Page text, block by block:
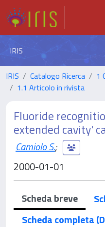
IRIS
IRIS Catalogo Ricerca
1
1.1 Articolo in rivista
Fluoride
extended cavity'
Camiolo S.;
2000-01-01
Scheda breve
Scheda completa